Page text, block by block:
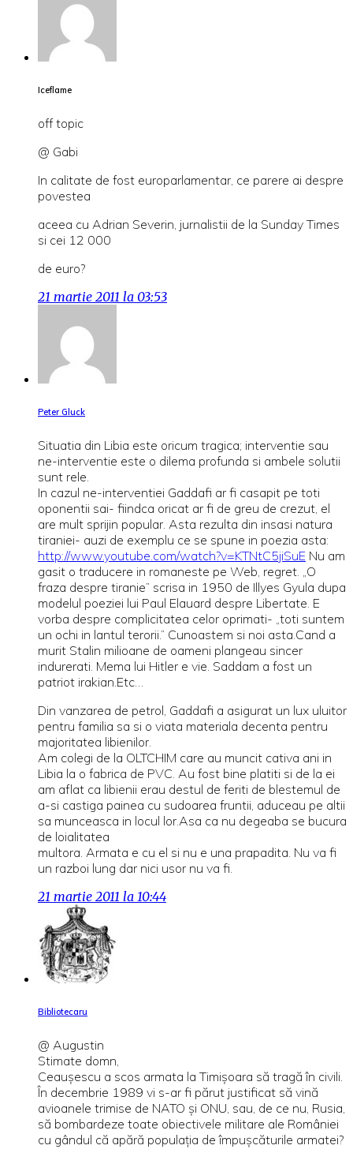
Iceflame
off topic
@ Gabi
In calitate de fost europarlamentar, ce parere ai despre
povestea
aceea cu Adrian Severin, jurnalistii de la Sunday Times
si cei 12 000
de euro?
21 martie 2011 la 03:53
Peter Gluck
Situatia din Libia este oricum tragica; interventie sau
ne-interventie este o dilema profunda si ambele solutii
sunt rele.
In cazul ne-interventiei Gaddafi ar fi casapit pe toti
oponentii sai- fiindca oricat ar fi de greu de crezut, el
are mult sprijin popular. Asta rezulta din insasi natura
tiraniei- auzi de exemplu ce se spune in poezia asta:
http://www.youtube.com/watch?v=KTNtC5jiSuE Nu am
gasit o traducere in romaneste pe Web, regret. „O
fraza despre tiranie” scrisa in 1950 de Illyes Gyula dupa
modelul poeziei lui Paul Elauard despre Libertate. E
vorba despre complicitatea celor oprimati- „toti suntem
un ochi in lantul terorii.” Cunoastem si noi asta.Cand a
murit Stalin milioane de oameni plangeau sincer
indurerati. Mema lui Hitler e vie. Saddam a fost un
patriot irakian.Etc…
Din vanzarea de petrol, Gaddafi a asigurat un lux uluitor
pentru familia sa si o viata materiala decenta pentru
majoritatea libienilor.
Am colegi de la OLTCHIM care au muncit cativa ani in
Libia la o fabrica de PVC. Au fost bine platiti si de la ei
am aflat ca libienii erau destul de feriti de blestemul de
a-si castiga painea cu sudoarea fruntii, aduceau pe altii
sa munceasca in locul lor.Asa ca nu degeaba se bucura
de loialitatea
multora. Armata e cu el si nu e una prapadita. Nu va fi
un razboi lung dar nici usor nu va fi.
21 martie 2011 la 10:44
Bibliotecaru
@ Augustin
Stimate domn,
Ceauşescu a scos armata la Timişoara să tragă în civili.
În decembrie 1989 vi s-ar fi părut justificat să vină
avioanele trimise de NATO şi ONU, sau, de ce nu, Rusia,
să bombardeze toate obiectivele militare ale României
cu gândul că apără populaţia de împuşcăturile armatei?